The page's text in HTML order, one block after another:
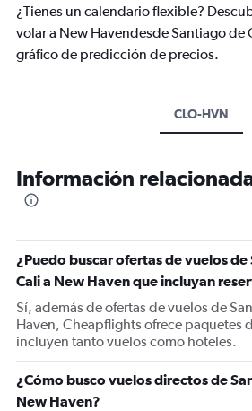
¿Tienes un calendario flexible?
volar a New Havendesde Santiago de
gráfico de predicción de precios.
CLO-HVN
Información
¿Puedo buscar ofertas de vuelos
Cali a New Haven que incluyan
Sí, además de ofertas de vuelos de
Haven, Cheapflights ofrece paquetes
incluyen tanto vuelos como hoteles.
¿Cómo busco vuelos directos de
New Haven?